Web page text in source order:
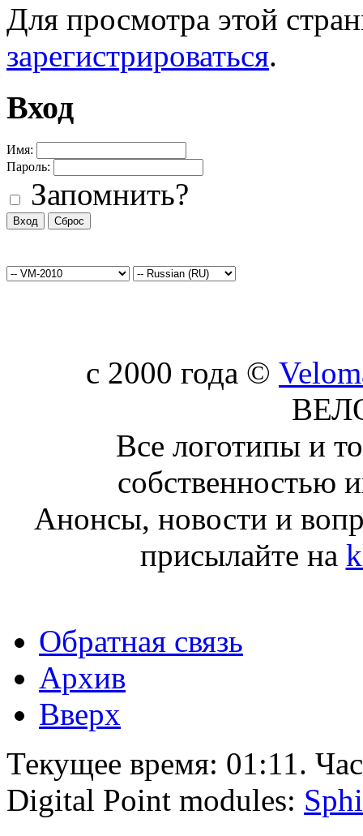
Для просмотра этой
зарегистрироваться.
Вход
Имя:
Пароль:
Запомнить?
c 2000 года ©
Все логотипы и
собственностью
Анонсы, новости и
присылайте на
Обратная связь
Архив
Вверх
Текущее время: 01:11.
Digital Point modules: